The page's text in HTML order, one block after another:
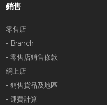
銷售
零售店
- Branch
- 零售店銷售條款
網上店
- 銷售貨品及地區
- 運費計算